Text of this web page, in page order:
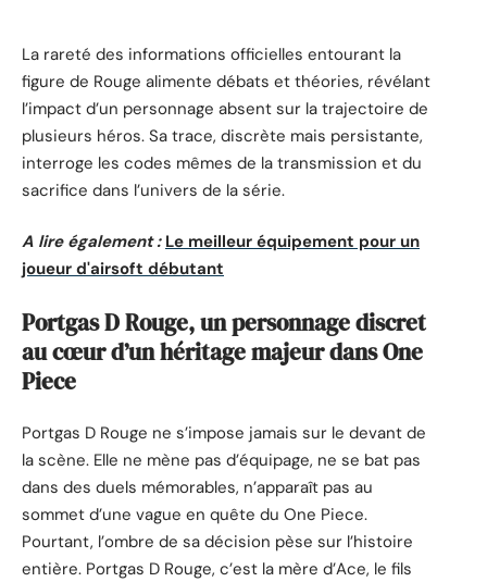
La rareté des informations officielles entourant la
figure de Rouge alimente débats et théories, révélant
l’impact d’un personnage absent sur la trajectoire de
plusieurs héros. Sa trace, discrète mais persistante,
interroge les codes mêmes de la transmission et du
sacrifice dans l’univers de la série.
A lire également : Le meilleur équipement pour un
joueur d'airsoft débutant
Portgas D Rouge, un personnage discret
au cœur d’un héritage majeur dans One
Piece
Portgas D Rouge ne s’impose jamais sur le devant de
la scène. Elle ne mène pas d’équipage, ne se bat pas
dans des duels mémorables, n’apparaît pas au
sommet d’une vague en quête du One Piece.
Pourtant, l’ombre de sa décision pèse sur l’histoire
entière. Portgas D Rouge, c’est la mère d’Ace, le fils